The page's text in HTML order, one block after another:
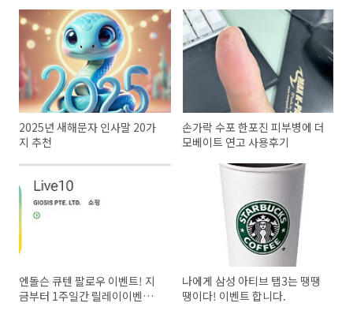
2025년 새해문자 인사말 20가
지 추천
손가락 수포 한포진 피부병에 더
모베이트 연고 사용후기
엔돌슨 큐텐 팔로우 이벤트! 지
금부터 1주일간 릴레이이벤트
나에게 삼성 아티브 탭3는 땡땡
땡이다! 이벤트 합니다.